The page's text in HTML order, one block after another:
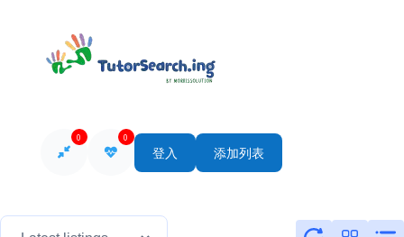
0 0
登入 添加列表